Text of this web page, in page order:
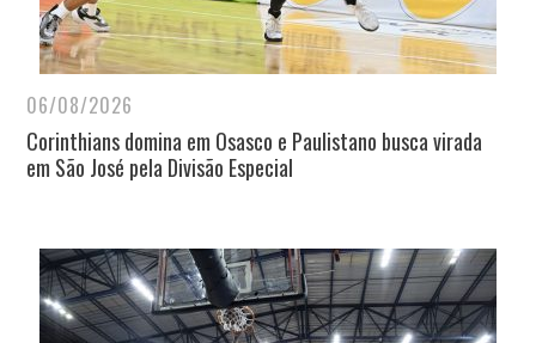
06/08/2026
Corinthians domina em Osasco e Paulistano busca virada
em São José pela Divisão Especial